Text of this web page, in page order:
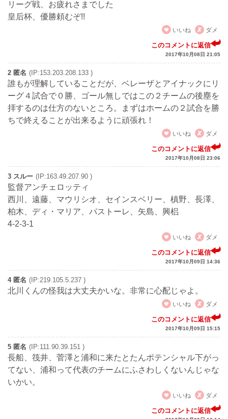
リーグ戦、お疲れさまでした
皇后杯、優勝頼むぞ!!
いいね
ダメ
このコメントに返信
2017年10月08日 21:05
2 匿名 (IP:153.203.208.133 )
誰もが理解していることだが、ベレーザとアイナックにリ
ーグ４試合で０勝、ゴール無しではこの２チームの後塵を
拝するのは仕方のないところ。まずはホームの２試合を勝
ちで終えることが出来るように頑張れ！
いいね
ダメ
このコメントに返信
2017年10月08日 23:06
3 スルー (IP:163.49.207.90 )
監督アンチェロッティ
西川、遠藤、マウリシオ、セインスベリー、槙野、長澤、
柏木、ディ・マリア、パストーレ、矢島、興梠
4-2-3-1
いいね
ダメ
このコメントに返信
2017年10月09日 14:36
4 匿名 (IP:219.105.5.237 )
北川くんの怪我は大丈夫かいな。非常に心配じゃよ。
いいね
ダメ
このコメントに返信
2017年10月09日 15:15
5 匿名 (IP:111.90.39.151 )
長船、筏井、菅澤と浦和に来たとたんポテンシャル下がっ
てない、浦和って代表のチームにふさわしくないんじゃな
いかい。
いいね
ダメ
このコメントに返信